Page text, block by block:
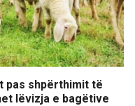
pas shpërthimit të
lëvizja e bagëtive